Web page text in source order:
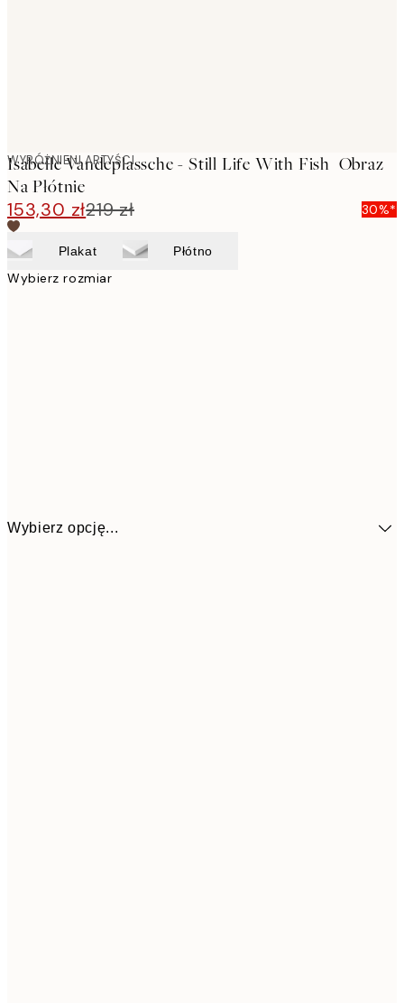
WYRÓŻNIENI ARTYŚCI
Isabelle Vandeplassche - Still Life With Fish Obraz
Na Płótnie
153,30 zł219 zł 30%*
Plakat Płótno
Wybierz rozmiar
Wybierz opcję...